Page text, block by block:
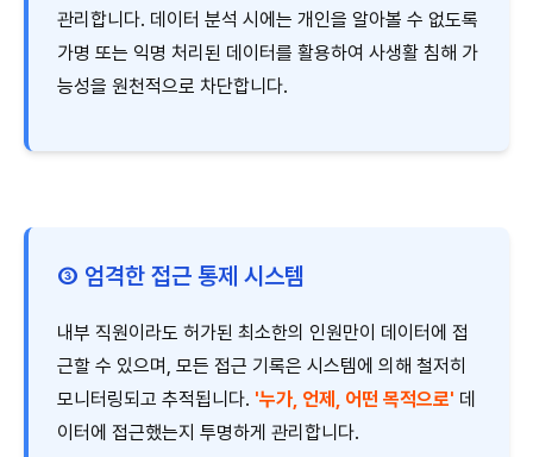
관리합니다. 데이터 분석 시에는 개인을 알아볼 수 없도록
가명 또는 익명 처리된 데이터를 활용하여 사생활 침해 가
능성을 원천적으로 차단합니다.
③ 엄격한 접근 통제 시스템
내부 직원이라도 허가된 최소한의 인원만이 데이터에 접
근할 수 있으며, 모든 접근 기록은 시스템에 의해 철저히
모니터링되고 추적됩니다. '누가, 언제, 어떤 목적으로' 데
이터에 접근했는지 투명하게 관리합니다.